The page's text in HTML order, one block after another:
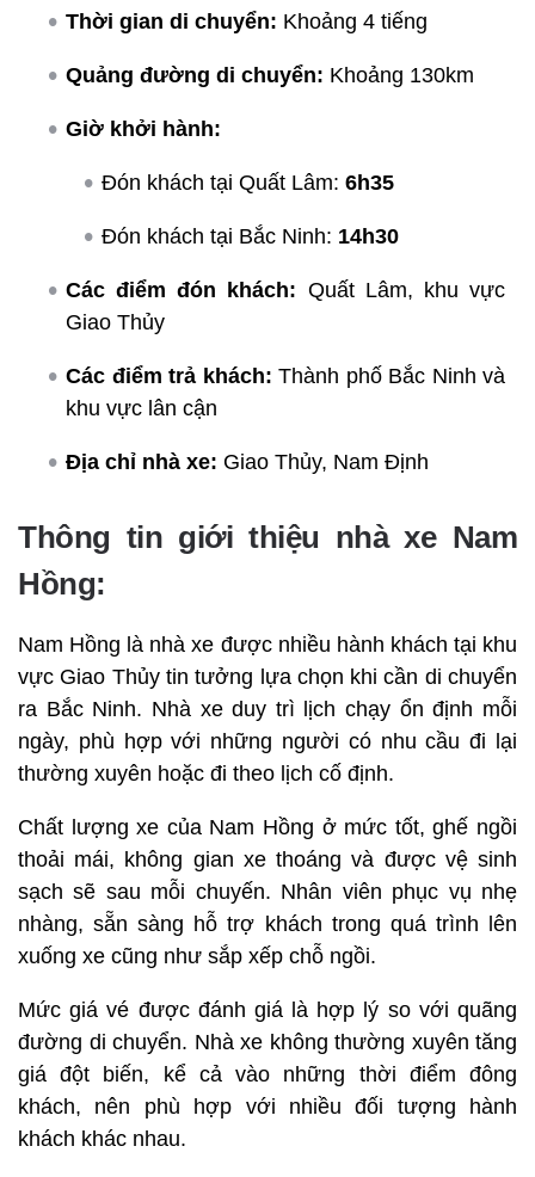
Thời gian di chuyển: Khoảng 4 tiếng
Quảng đường di chuyển: Khoảng 130km
Giờ khởi hành:
Đón khách tại Quất Lâm: 6h35
Đón khách tại Bắc Ninh: 14h30
Các điểm đón khách: Quất Lâm, khu vực
Giao Thủy
Các điểm trả khách: Thành phố Bắc Ninh và
khu vực lân cận
Địa chỉ nhà xe: Giao Thủy, Nam Định
Thông tin giới thiệu nhà xe Nam
Hồng:
Nam Hồng là nhà xe được nhiều hành khách tại khu
vực Giao Thủy tin tưởng lựa chọn khi cần di chuyển
ra Bắc Ninh. Nhà xe duy trì lịch chạy ổn định mỗi
ngày, phù hợp với những người có nhu cầu đi lại
thường xuyên hoặc đi theo lịch cố định.
Chất lượng xe của Nam Hồng ở mức tốt, ghế ngồi
thoải mái, không gian xe thoáng và được vệ sinh
sạch sẽ sau mỗi chuyến. Nhân viên phục vụ nhẹ
nhàng, sẵn sàng hỗ trợ khách trong quá trình lên
xuống xe cũng như sắp xếp chỗ ngồi.
Mức giá vé được đánh giá là hợp lý so với quãng
đường di chuyển. Nhà xe không thường xuyên tăng
giá đột biến, kể cả vào những thời điểm đông
khách, nên phù hợp với nhiều đối tượng hành
khách khác nhau.